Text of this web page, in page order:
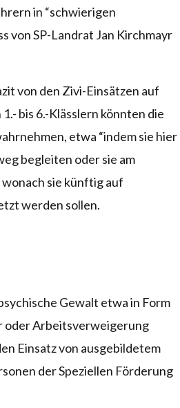
in “schwierigen
von SP-Landrat Jan Kirchmayr
von den Zivi-Einsätzen auf
bis 6.-Klässlern könnten die
etwa “indem sie hier
begleiten oder sie am
sie künftig auf
werden sollen.
Gewalt etwa in Form
oder Arbeitsverweigerung
Einsatz von ausgebildetem
der Speziellen Förderung